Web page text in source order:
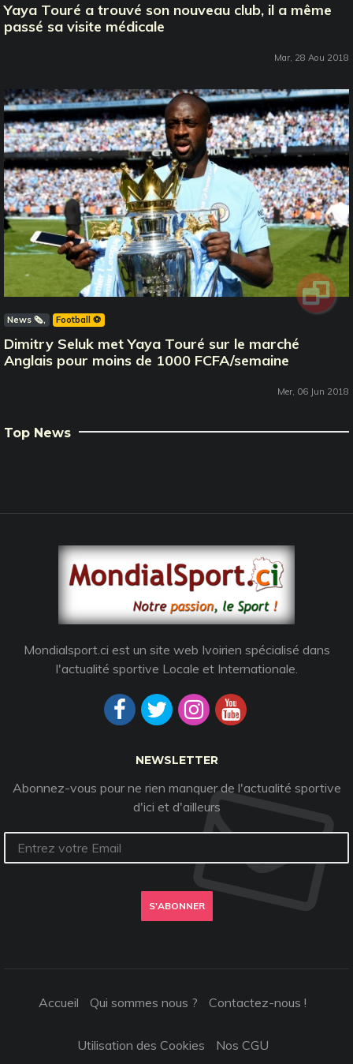
Yaya Touré a trouvé son nouveau club, il a même
passé sa visite médicale
Mar, 28 Aou 2018
News 🗞️ Football ⚽️
Dimitry Seluk met Yaya Touré sur le marché
Anglais pour moins de 1000 FCFA/semaine
Mer, 06 Jun 2018
Top News
Mondialsport.ci est un site web Ivoirien spécialisé dans
l'actualité sportive Locale et Internationale.
NEWSLETTER
Abonnez-vous pour ne rien manquer de l'actualité sportive
d'ici et d'ailleurs
S'ABONNER
Accueil Qui sommes nous ? Contactez-nous !
Utilisation des Cookies Nos CGU